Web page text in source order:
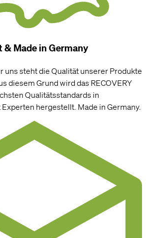
Made in Germany
uns steht die Qualität unserer Produkte
diesem Grund wird das RECOVERY
Qualitätsstandards in
hergestellt. Made in Germany.